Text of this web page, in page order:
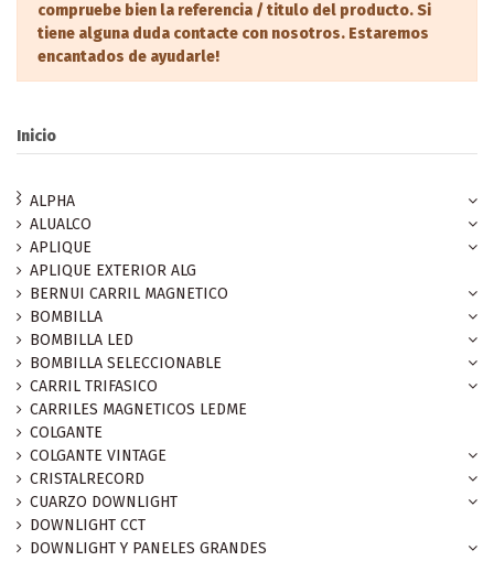
compruebe bien la referencia / titulo del producto. Si
tiene alguna duda contacte con nosotros. Estaremos
encantados de ayudarle!
Inicio
ALPHA
ALUALCO
APLIQUE
APLIQUE EXTERIOR ALG
BERNUI CARRIL MAGNETICO
BOMBILLA
BOMBILLA LED
BOMBILLA SELECCIONABLE
CARRIL TRIFASICO
CARRILES MAGNETICOS LEDME
COLGANTE
COLGANTE VINTAGE
CRISTALRECORD
CUARZO DOWNLIGHT
DOWNLIGHT CCT
DOWNLIGHT Y PANELES GRANDES